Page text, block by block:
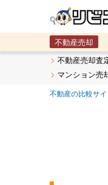
不動産売却
メタ住宅展示場
不動産売却査
マンション売
不動産の比較サ